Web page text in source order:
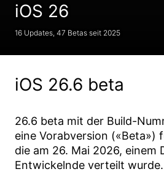
iOS 26
16 Updates, 47 Betas seit 2025
iOS 26.6 beta
26.6 beta mit der Build-
eine Vorabversion («Beta»)
die am 26. Mai 2026, einem
Entwickelnde verteilt wurde.